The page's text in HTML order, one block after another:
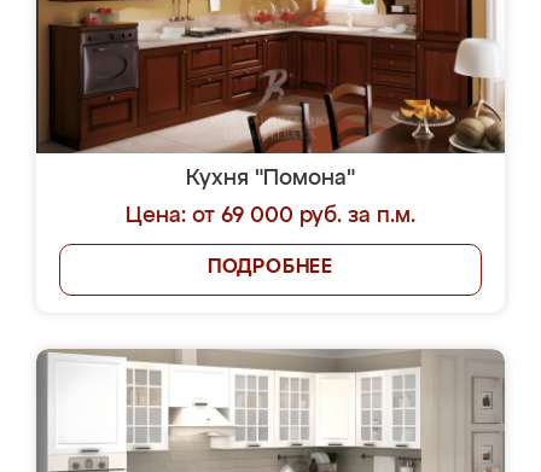
Кухня "Помона"
Цена: от 69 000 руб. за п.м.
ПОДРОБНЕЕ